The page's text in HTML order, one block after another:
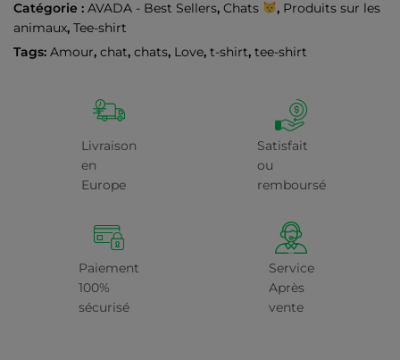
Catégorie : AVADA - Best Sellers, Chats , Produits sur les
animaux, Tee-shirt
Tags: Amour, chat, chats, Love, t-shirt, tee-shirt
Livraison
en
Europe
Satisfait
ou
remboursé
Paiement
100%
sécurisé
Service
Après
vente